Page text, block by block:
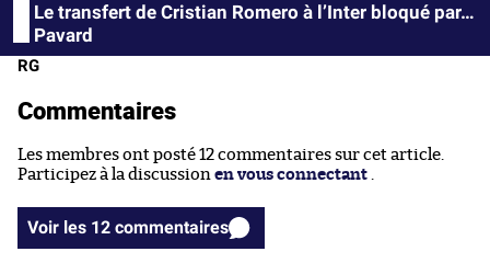
Le transfert de Cristian Romero à l’Inter bloqué par…
Pavard
RG
Commentaires
Les membres ont posté 12 commentaires sur cet article.
Participez à la discussion en vous connectant .
Voir les 12 commentaires